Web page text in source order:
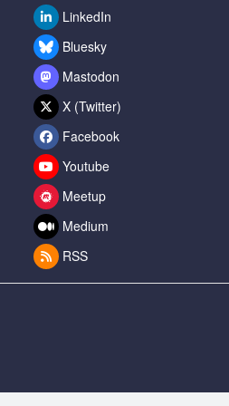
LinkedIn
Bluesky
Mastodon
X (Twitter)
Facebook
Youtube
Meetup
Medium
RSS